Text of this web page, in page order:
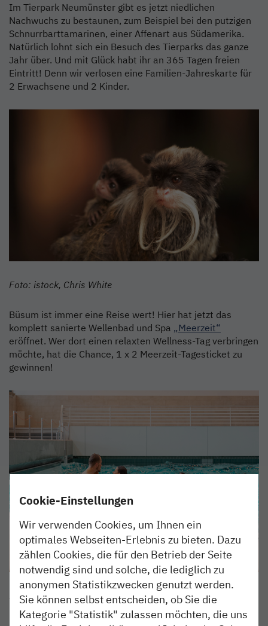
Im Tierpark Neumünster gibt es jetzt niedlichen
Nachwuchs zu bestaunen, zum Beispiel bei den putzigen
Schnurrbarttamarinen, einer Affenart aus Südamerika.
Natürlich lohnt sich ein Besuch des Tierparks das ganze
Jahr über. Und mit Glück habt ihr an 365 Tagen freien
Eintritt! Denn wir verlosen eine Familien-Jahreskarte für
2 Erwachsene und 2 Kinder.
Foto: istock, Chris White
Büsum ist immer eine Reise wert! Hier hat jetzt das
komplett sanierte Wellenbad und Spa „Meerzeit“
eröffnet. Wer dort einen relaxten Wellness-Tag verbringen
möchte, hat die Chance, 1 x 2 Meerzeit-Tagesticket zu
gewinnen!
Foto: TMS Büsum GmbH
Cookie-Einstellungen
Wir verwenden Cookies, um Ihnen ein
optimales Webseiten-Erlebnis zu bieten. Dazu
zählen Cookies, die für den Betrieb der Seite
notwendig sind und solche, die lediglich zu
anonymen Statistikzwecken genutzt werden.
Sie können selbst entscheiden, ob Sie die
Kategorie "Statistik" zulassen möchten, die uns